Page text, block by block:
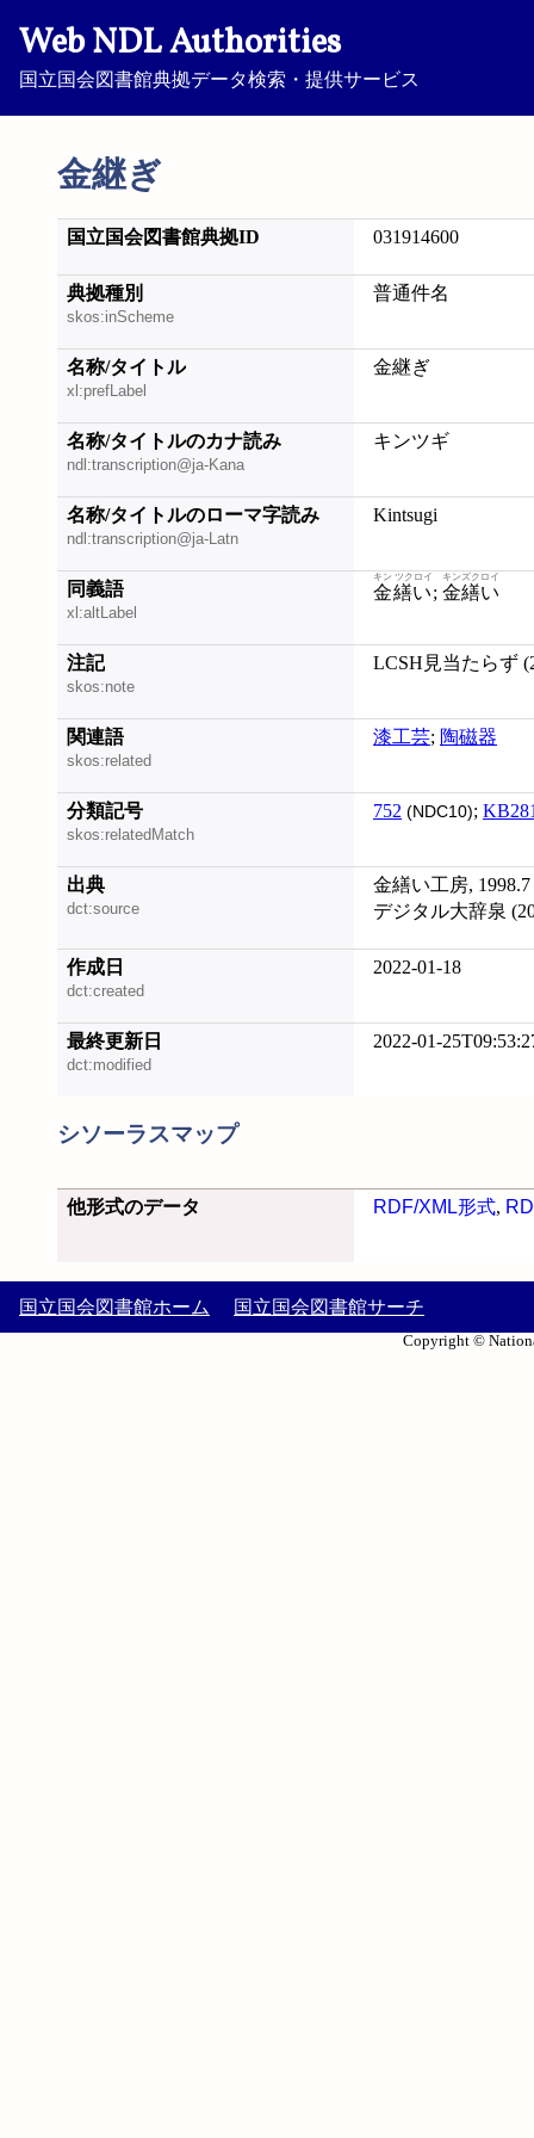
Web NDL Authorities
国立国会図書館典拠データ検索・提供サービス
金継ぎ
国立国会図書館典拠ID 031914600
典拠種別
skos:inScheme
普通件名
名称/タイトル
xl:prefLabel
金継ぎ
名称/タイトルのカナ読み
ndl:transcription@ja-Kana
キンツギ
名称/タイトルのローマ字読み
ndl:transcription@ja-Latn
Kintsugi
同義語
xl:altLabel
金繕い
キン ツクロイ
; 金繕い
キンズクロイ
注記
skos:note
LCSH見当たらず
関連語
skos:related
漆工芸; 陶磁器
分類記号
skos:relatedMatch
752 (NDC10);
出典
dct:source
金繕い工房, 1998.7
デジタル大辞泉
作成日
dct:created
2022-01-18
最終更新日
dct:modified
2022-01-
シソーラスマップ
他形式のデータ RDF/XML形式,
国立国会図書館ホーム 国立国会図書館サーチ
Copyright ©